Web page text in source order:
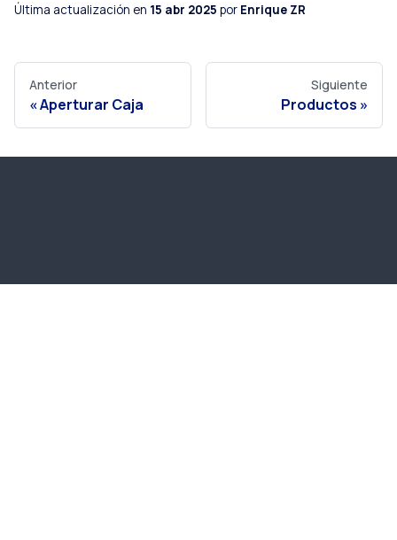
Última actualización en 15 abr 2025 por Enrique ZR
Anterior
Aperturar Caja
Siguiente
Productos